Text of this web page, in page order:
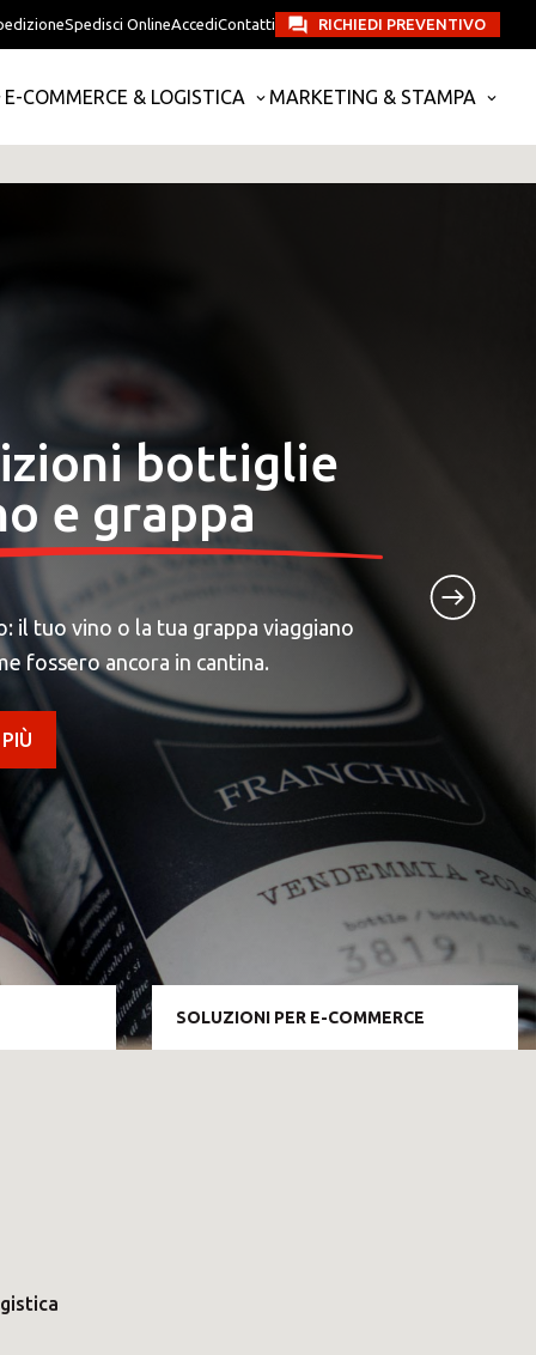
Spedisci OnlineAccediContatti RICHIEDI PREVENTIVO
E-COMMERCE & LOGISTICA MARKETING & STAMPA
bottiglie
e grappa
il tuo vino o la tua grappa viaggiano
fossero ancora in cantina.
SOLUZIONI PER E-COMMERCE